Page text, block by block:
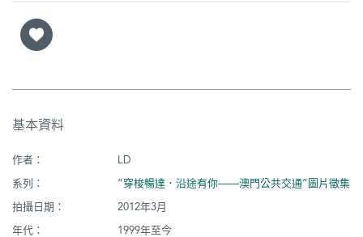
街
基本資料
作者：
LD
系列：
“穿梭暢達．沿途有你——澳門公共交通”圖片徵集
拍攝日期：
2012年3月
年代：
1999年至今